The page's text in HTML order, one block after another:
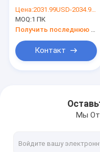
экскаватора SK330-
8 SK350-8
экскаватора
Цена:2031.99USD-2034.99USD
MOQ:1 ПК
Контакт
Мы